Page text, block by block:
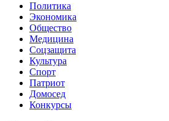
Политика
Экономика
Общество
Медицина
Соцзащита
Культура
Спорт
Патриот
Домосед
Конкурсы